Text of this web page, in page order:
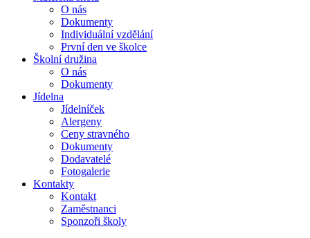
O nás
Dokumenty
Individuální vzdělání
První den ve školce
Školní družina
O nás
Dokumenty
Jídelna
Jídelníček
Alergeny
Ceny stravného
Dokumenty
Dodavatelé
Fotogalerie
Kontakty
Kontakt
Zaměstnanci
Sponzoři školy